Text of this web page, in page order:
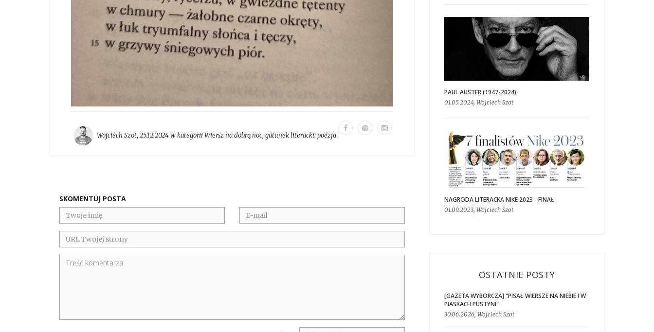
Wojciech Szot, 25.12.2024 w kategoriiWiersz na dobrą noc, gatunek literacki:poezja
SKOMENTUJ POSTA
PAUL AUSTER (1947-2024)
01.05.2024, Wojciech Szot
NAGRODA LITERACKA NIKE 2023 - FINAŁ
01.09.2023, Wojciech Szot
OSTATNIE POSTY
[GAZETA WYBORCZA] "PISAŁ WIERSZE NA NIEBIE I W
PIASKACH PUSTYNI"
30.06.2026, Wojciech Szot